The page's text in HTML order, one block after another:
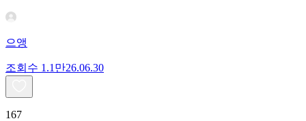
으앵
조회수 1.1만26.06.30
167